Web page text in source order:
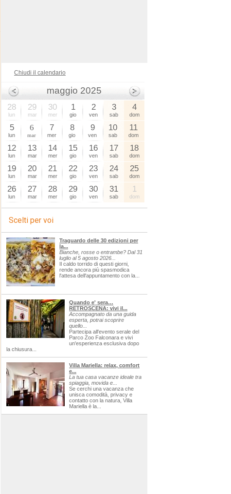
Chiudi il calendario
maggio 2025
28
lun
29
mar
30
mer
1
gio
2
ven
3
sab
4
dom
5
lun
6
mar
7
mer
8
gio
9
ven
10
sab
11
dom
12
lun
13
mar
14
mer
15
gio
16
ven
17
sab
18
dom
19
lun
20
mar
21
mer
22
gio
23
ven
24
sab
25
dom
26
lun
27
mar
28
mer
29
gio
30
ven
31
sab
1
dom
Scelti per voi
Traguardo delle 30 edizioni per
la...
Bianche, rosse o entrambe? Dal 31
luglio al 5 agosto 2026...
Il caldo torrido di questi giorni,
rende ancora più spasmodica
l'attesa dell'appuntamento con la...
Quando e' sera…
RETROSCENA: vivi il...
Accompagnato da una guida
esperta, potrai scoprire
quello...
Partecipa all'evento serale del
Parco Zoo Falconara e vivi
un'esperienza esclusiva dopo
la chiusura...
Villa Mariella: relax, comfort
e...
La tua casa vacanze ideale tra
spiaggia, movida e...
Se cerchi una vacanza che
unisca comodità, privacy e
contatto con la natura, Villa
Mariella è la...